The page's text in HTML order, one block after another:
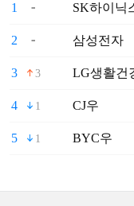
1 SK하이닉
2 삼성전자
3 3 LG생활건
4 1 CJ우
5 1 BYC우